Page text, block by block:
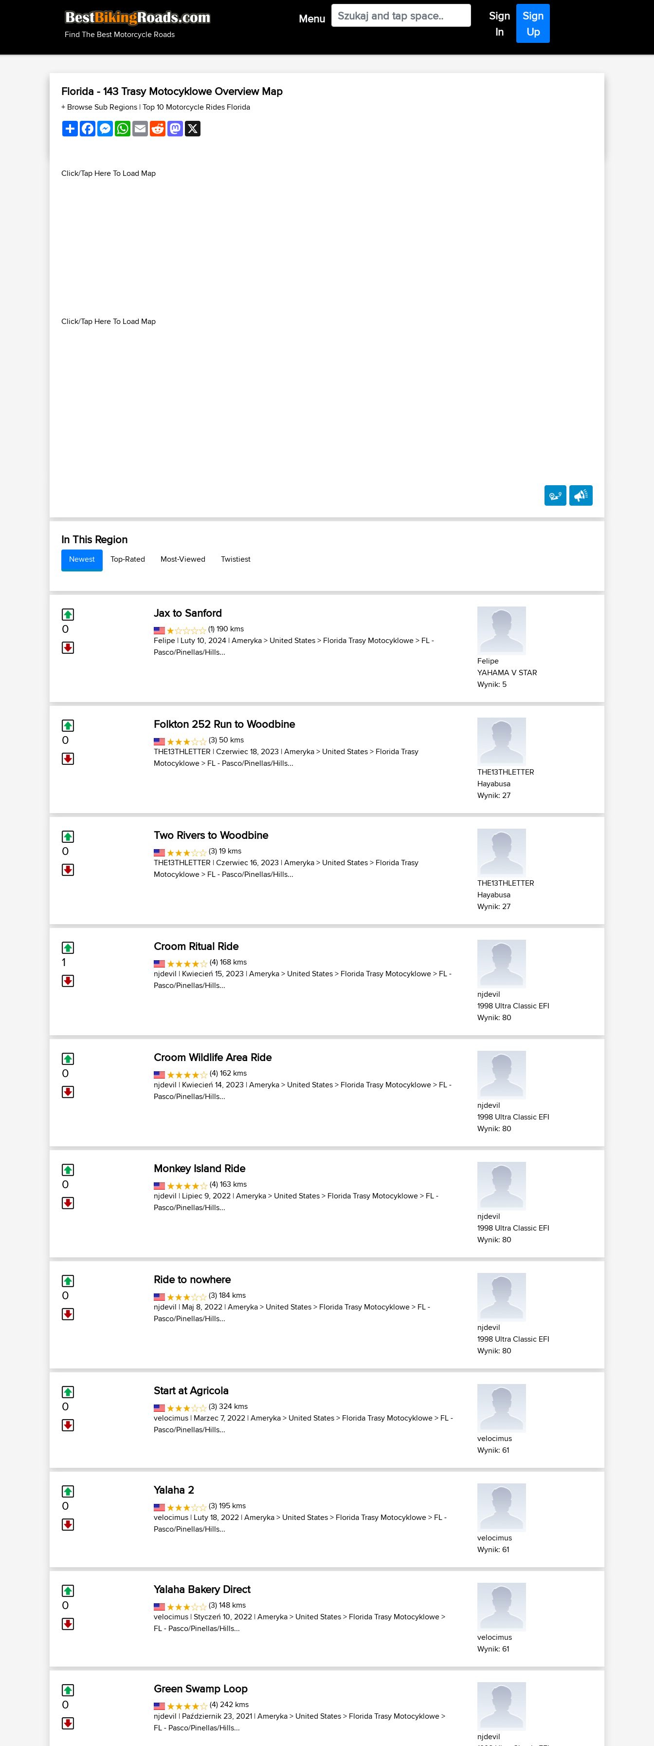
Find The Best Motorcycle Roads
Menu
Sign
In
Sign
Up
Florida - 143 Trasy Motocyklowe Overview Map
+ Browse Sub Regions |Top 10 Motorcycle Rides Florida
ShareFacebookMessenger
WhatsApp
EmailRedditMastodon
Click/Tap Here To Load Map
Click/Tap Here To Load Map
In This Region
Newest Top-Rated Most-Viewed Twistiest
0
Jax to Sanford
(1) 190 kms
Felipe | Luty 10, 2024 |Ameryka> United States> Florida Trasy Motocyklowe> FL -
Pasco/Pinellas/Hills...
Felipe
YAHAMA V STAR
Wynik: 5
0
Folkton 252 Run to Woodbine
(3) 50 kms
THE13THLETTER | Czerwiec 18, 2023 |Ameryka> United States> Florida Trasy
Motocyklowe> FL - Pasco/Pinellas/Hills...
THE13THLETTER
Hayabusa
Wynik: 27
0
Two Rivers to Woodbine
(3) 19 kms
THE13THLETTER | Czerwiec 16, 2023 |Ameryka> United States> Florida Trasy
Motocyklowe> FL - Pasco/Pinellas/Hills...
THE13THLETTER
Hayabusa
Wynik: 27
1
Croom Ritual Ride
(4) 168 kms
njdevil | Kwiecień 15, 2023 |Ameryka> United States> Florida Trasy Motocyklowe> FL -
Pasco/Pinellas/Hills...
njdevil
1998 Ultra Classic EFI
Wynik: 80
0
Croom Wildlife Area Ride
(4) 162 kms
njdevil | Kwiecień 14, 2023 |Ameryka> United States> Florida Trasy Motocyklowe> FL -
Pasco/Pinellas/Hills...
njdevil
1998 Ultra Classic EFI
Wynik: 80
0
Monkey Island Ride
(4) 163 kms
njdevil | Lipiec 9, 2022 |Ameryka> United States> Florida Trasy Motocyklowe> FL -
Pasco/Pinellas/Hills...
njdevil
1998 Ultra Classic EFI
Wynik: 80
0
Ride to nowhere
(3) 184 kms
njdevil | Maj 8, 2022 |Ameryka> United States> Florida Trasy Motocyklowe> FL -
Pasco/Pinellas/Hills...
njdevil
1998 Ultra Classic EFI
Wynik: 80
0
Start at Agricola
(3) 324 kms
velocimus | Marzec 7, 2022 |Ameryka> United States> Florida Trasy Motocyklowe> FL -
Pasco/Pinellas/Hills...
velocimus
Wynik: 61
0
Yalaha 2
(3) 195 kms
velocimus | Luty 18, 2022 |Ameryka> United States> Florida Trasy Motocyklowe> FL -
Pasco/Pinellas/Hills...
velocimus
Wynik: 61
0
Yalaha Bakery Direct
(3) 148 kms
velocimus | Styczeń 10, 2022 |Ameryka> United States> Florida Trasy Motocyklowe>
FL - Pasco/Pinellas/Hills...
velocimus
Wynik: 61
0
Green Swamp Loop
(4) 242 kms
njdevil | Październik 23, 2021 |Ameryka> United States> Florida Trasy Motocyklowe>
FL - Pasco/Pinellas/Hills...
njdevil